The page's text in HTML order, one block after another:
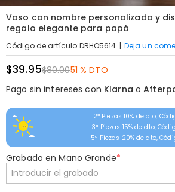
Vaso con nombre personalizado y
regalo elegante para papá
Código de artículo:DRHO5614 | Deja un
$39.95$80.0051 % DTO
Pago sin intereses con Klarna o
2ª Piezas 10% de dto,
3ª Piezas 15% de dto,
5ª Piezas 20% de dto,
Grabado en Mano Grande*